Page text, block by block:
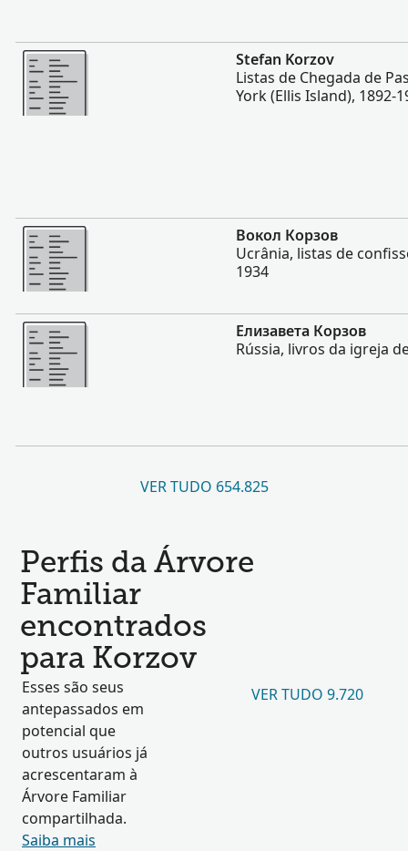
Mais
Stefan Korzov
Listas de Chegada de
York (Ellis Island), 1892-
Mais
Вокол Корзов
Ucrânia, listas de
1934
Mais
Елизавета Корзов
Rússia, livros da igreja
VER TUDO 654.825
Perfis da Árvore
Familiar
encontrados
para Korzov
Esses são seus
antepassados em
potencial que
outros usuários já
acrescentaram à
Árvore Familiar
compartilhada.
Saiba mais
VER TUDO 9.720